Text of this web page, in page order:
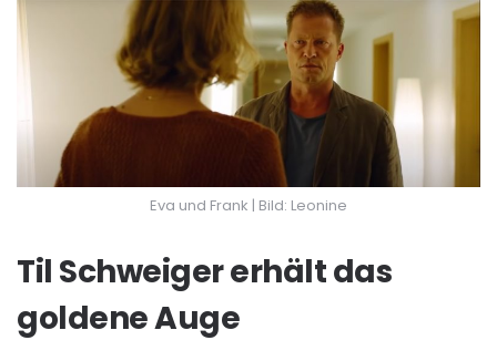
Eva und Frank | Bild: Leonine
Til Schweiger erhält das
goldene Auge